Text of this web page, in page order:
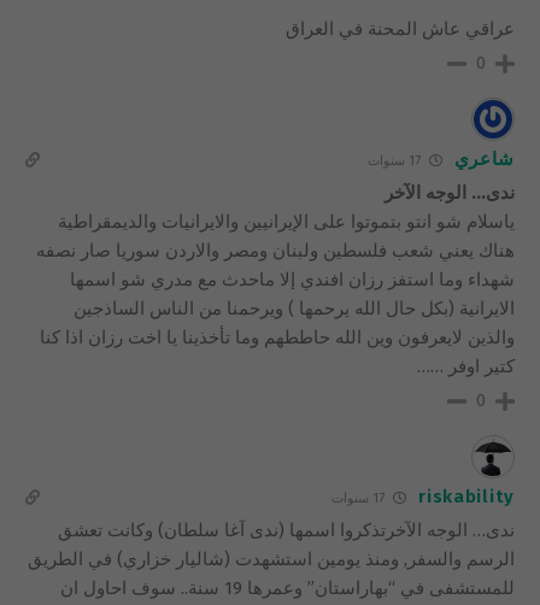
عراقي عاش المحنة في العراق
0
شاعري 17 سنوات
ندى… الوجه الآخر
ياسلام شو انتو بتموتوا على الإيرانيين والايرانيات والديمقراطية
هناك يعني شعب فلسطين ولبنان ومصر والاردن سوريا صار نصفه
شهداء وما استفز رزان افندي إلا ماحدث مع مدري شو اسمها
الايرانية (بكل حال الله يرحمها ) ويرحمنا من الناس الساذجين
والذين لايعرفون وين الله حاططهم وما تأخذينا يا اخت رزان اذا كنا
كتير اوفر ……
0
riskability
ندى… الوجه الآخرتذكروا اسمها (ندى آغا سلطان) وكانت تعشق
الرسم والسفر, ومنذ يومين استشهدت (شاليار خزاري) في الطريق
للمستشفى في “بهاراستان” وعمرها 19 سنة.. سوف احاول ان